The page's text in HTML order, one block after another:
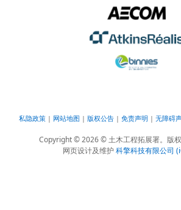
私隐政策 | 网站地图 | 版权公告 | 免责声明 | 无障碍
Copyright ©2026© 土木工程拓展署。版权
网页设计及维护科擎科技有限公司